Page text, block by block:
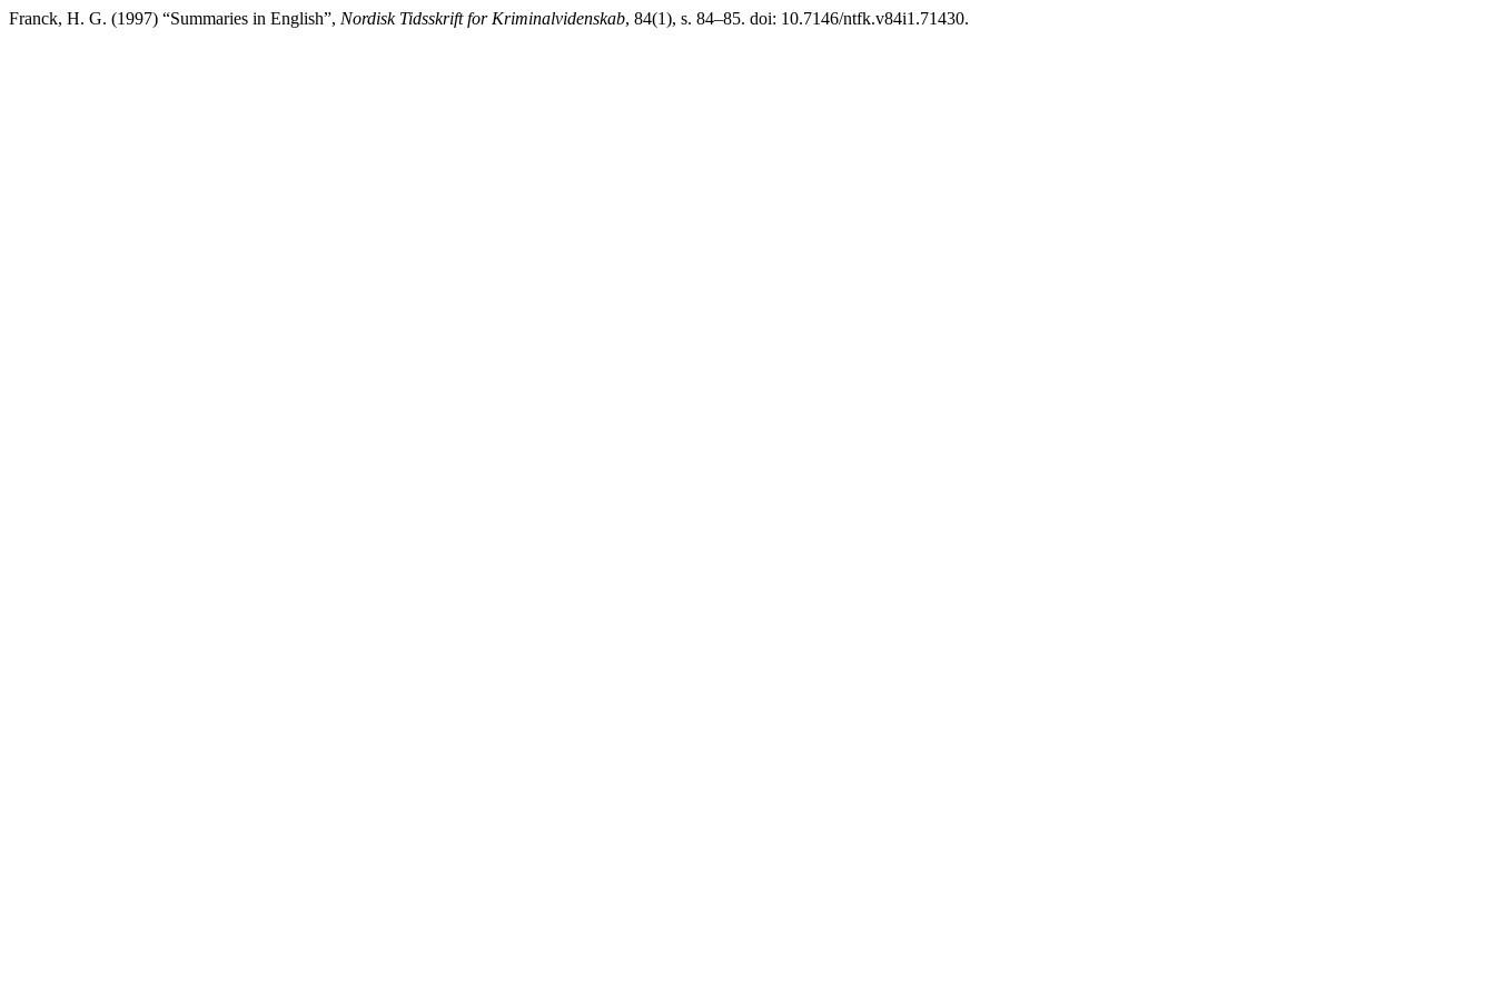
Franck, H. G. (1997) “Summaries in English”, Nordisk Tidsskrift for Kriminalvidenskab, 84(1), s. 84–85. doi: 10.7146/ntfk.v84i1.71430.